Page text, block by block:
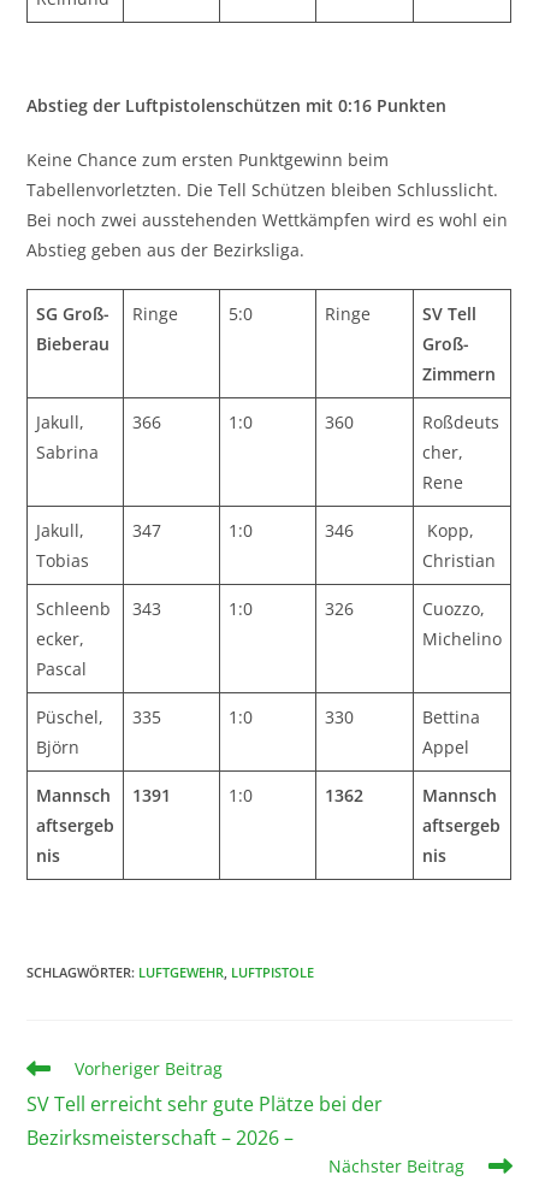
Abstieg der Luftpistolenschützen mit 0:16 Punkten
Keine Chance zum ersten Punktgewinn beim
Tabellenvorletzten. Die Tell Schützen bleiben Schlusslicht.
Bei noch zwei ausstehenden Wettkämpfen wird es wohl ein
Abstieg geben aus der Bezirksliga.
SG Groß-
Bieberau
Ringe 5:0 Ringe
SV Tell
Groß-
Zimmern
Jakull,
Sabrina
366 1:0 360
Roßdeuts
cher,
Rene
Jakull,
Tobias
347 1:0 346
Kopp,
Christian
Schleenb
ecker,
Pascal
343 1:0 326
Cuozzo,
Michelino
Püschel,
Björn
335 1:0 330
Bettina
Appel
Mannsch
aftsergeb
nis
1391 1:0 1362
Mannsch
aftsergeb
nis
SCHLAGWÖRTER: LUFTGEWEHR, LUFTPISTOLE
Vorheriger Beitrag
SV Tell erreicht sehr gute Plätze bei der
Bezirksmeisterschaft – 2026 –
Nächster Beitrag